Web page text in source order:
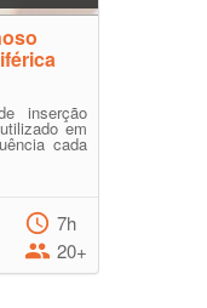
inserção
em
cada
7h
20+